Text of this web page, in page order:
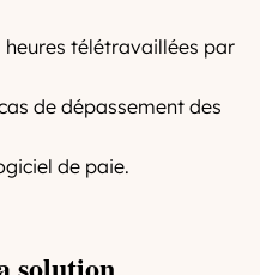
télétravaillées par
de dépassement des
de paie.
solution